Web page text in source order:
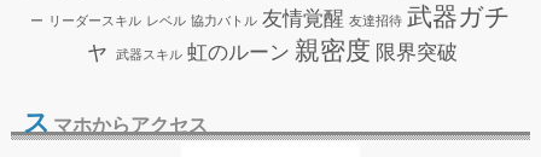
ー リーダースキル レベル 協力バトル 友情覚醒 友達招待 武器ガチ
ャ
武器スキル 虹のルーン 親密度 限界突破
ス マホからアクセス